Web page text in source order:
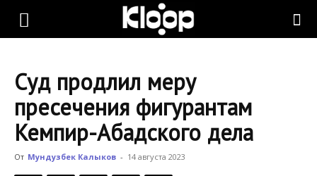
KLOOP.KG
Новости
Суд продлил меру
пресечения фигурантам
Кемпир-Абадского дела
От Мундузбек Калыков - 14 августа 2023